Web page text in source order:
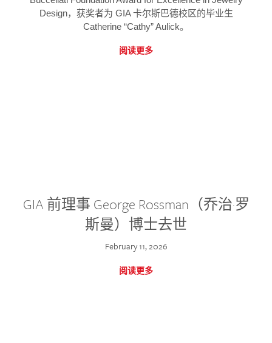
Design，获奖者为 GIA 卡尔斯巴德校区的毕业生
Catherine “Cathy” Aulick。
阅读更多
GIA 前理事 George Rossman（乔治·罗
斯曼）博士去世
February 11, 2026
阅读更多